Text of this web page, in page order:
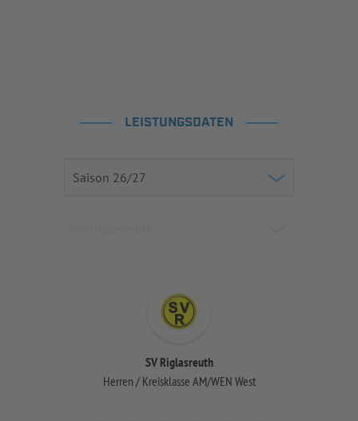
LEISTUNGSDATEN
SV Riglasreuth
Herren / Kreisklasse AM/WEN West